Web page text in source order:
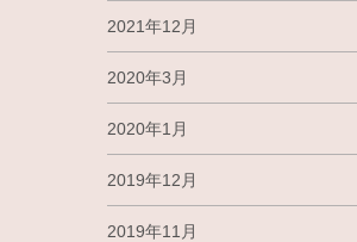
2021年12月
2020年3月
2020年1月
2019年12月
2019年11月